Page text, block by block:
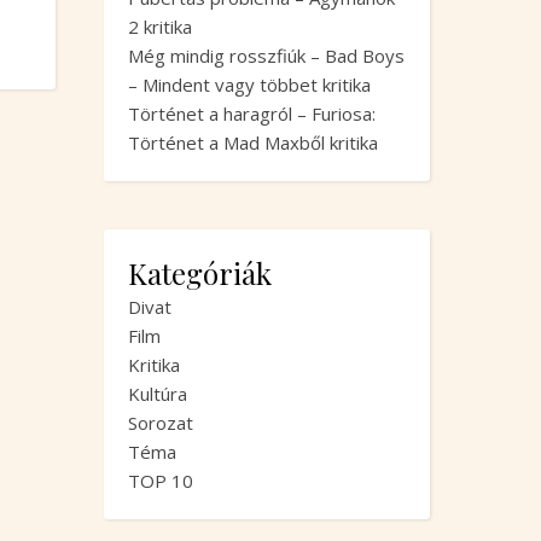
2 kritika
Még mindig rosszfiúk – Bad Boys
– Mindent vagy többet kritika
Történet a haragról – Furiosa:
Történet a Mad Maxből kritika
Kategóriák
Divat
Film
Kritika
Kultúra
Sorozat
Téma
TOP 10